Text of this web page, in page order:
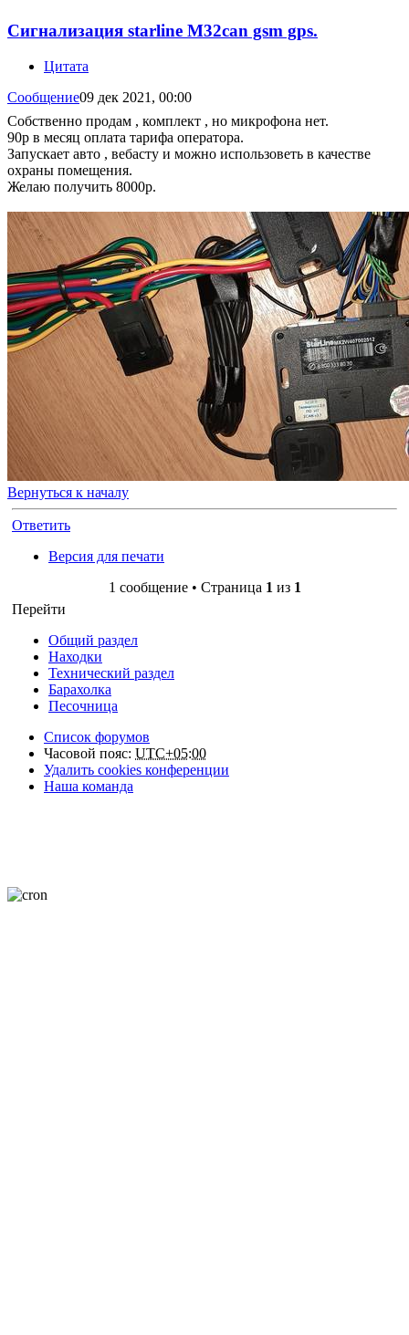
Сигнализация starline M32can gsm gps.
Цитата
Сообщение09 дек 2021, 00:00
Собственно продам , комплект , но микрофона нет.
90р в месяц оплата тарифа оператора.
Запускает авто , вебасту и можно использоветь в качестве
охраны помещения.
Желаю получить 8000р.
Вернуться к началу
Ответить
Версия для печати
1 сообщение • Страница 1 из 1
Перейти
Общий раздел
Находки
Технический раздел
Барахолка
Песочница
Список форумов
Часовой пояс: UTC+05:00
Удалить cookies конференции
Наша команда